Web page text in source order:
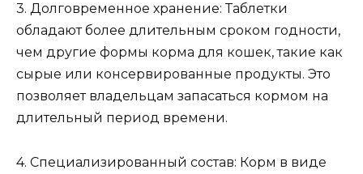
3. Долговременное хранение: Таблетки
обладают более длительным сроком годности,
чем другие формы корма для кошек, такие как
сырые или консервированные продукты. Это
позволяет владельцам запасаться кормом на
длительный период времени.
4. Специализированный состав: Корм в виде